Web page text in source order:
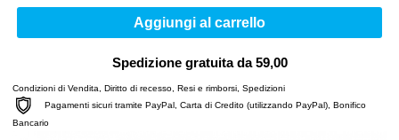
Aggiungi al carrello
Spedizione gratuita da 59,00
Condizioni di Vendita Diritto di recesso Resi e rimborsi Spedizioni
Pagamenti sicuri tramite PayPal, Carta di Credito (utilizzando PayPal), Bonifico
Bancario